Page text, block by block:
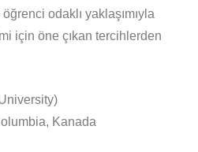
odaklı yaklaşımıyla
için öne çıkan tercihlerden
Kanada